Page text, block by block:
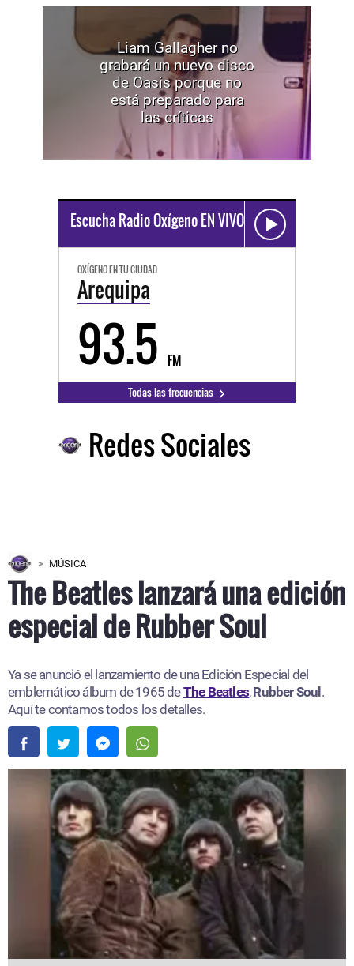
Liam Gallagher no
grabará un nuevo disco
de Oasis porque no
está preparado para
las críticas
Escucha Radio Oxígeno EN VIVO
OXÍGENO EN TU CIUDAD
Arequipa
93.5 FM
Todas las frecuencias
Redes Sociales
MÚSICA
The Beatles lanzará una edición
especial de Rubber Soul
Ya se anunció el lanzamiento de una Edición Especial del
emblemático álbum de 1965 deThe Beatles,Rubber Soul .
Aquí te contamos todos los detalles.